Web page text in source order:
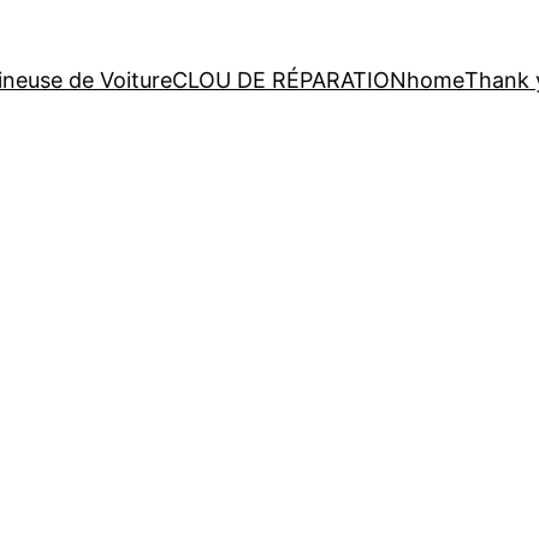
de VoitureCLOU DE RÉPARATIONhomeThank